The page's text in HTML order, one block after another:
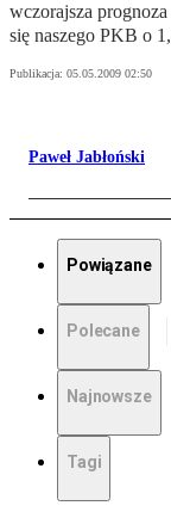
wczorajsza
się naszego PKB o
Publikacja: 05.05.2009 02:50
Paweł Jabłoński
Powiązane
Polecane
Najnowsze
Tagi